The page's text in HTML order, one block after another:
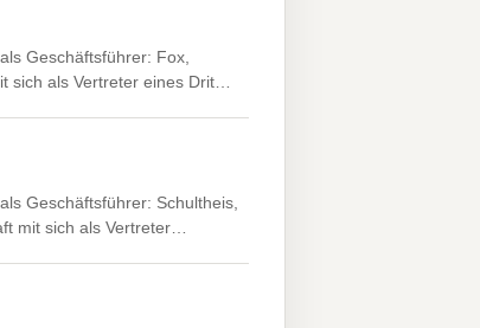
Geschäftsführer: Fox,
sich als Vertreter eines Drit…
Geschäftsführer: Schultheis,
mit sich als Vertreter…